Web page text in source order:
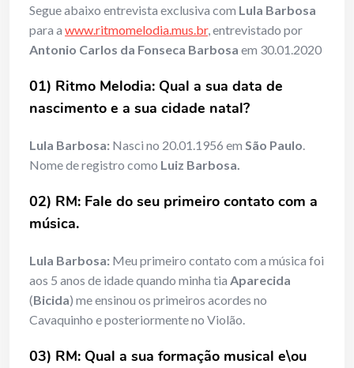
Segue abaixo entrevista exclusiva com Lula Barbosa
para a www.ritmomelodia.mus.br, entrevistado por
Antonio Carlos da Fonseca Barbosa em 30.01.2020
01) Ritmo Melodia: Qual a sua data de
nascimento e a sua cidade natal?
Lula Barbosa: Nasci no 20.01.1956 em São Paulo.
Nome de registro como Luiz Barbosa.
02) RM: Fale do seu primeiro contato com a
música.
Lula Barbosa: Meu primeiro contato com a música foi
aos 5 anos de idade quando minha tia Aparecida
(Bicida) me ensinou os primeiros acordes no
Cavaquinho e posteriormente no Violão.
03) RM: Qual a sua formação musical e\ou